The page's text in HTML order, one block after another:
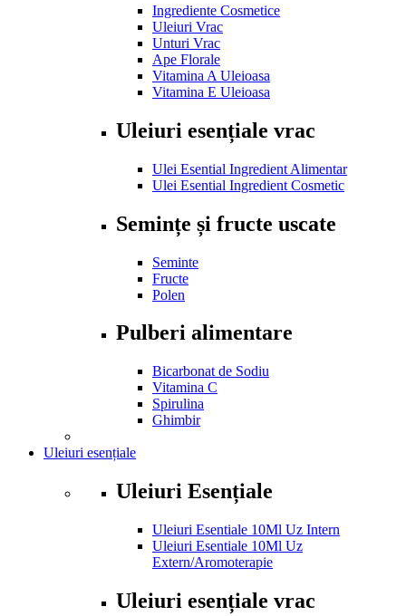
Ingrediente Cosmetice
Uleiuri Vrac
Unturi Vrac
Ape Florale
Vitamina A Uleioasa
Vitamina E Uleioasa
Uleiuri esențiale vrac
Ulei Esential Ingredient Alimentar
Ulei Esential Ingredient Cosmetic
Semințe și fructe uscate
Seminte
Fructe
Polen
Pulberi alimentare
Bicarbonat de Sodiu
Vitamina C
Spirulina
Ghimbir
Uleiuri esențiale
Uleiuri Esențiale
Uleiuri Esentiale 10Ml Uz Intern
Uleiuri Esentiale 10Ml Uz
Extern/Aromoterapie
Uleiuri esențiale vrac